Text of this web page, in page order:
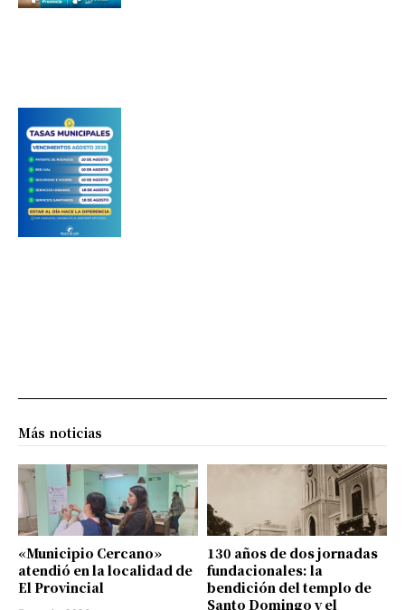
Más noticias
«Municipio Cercano»
atendió en la localidad de
El Provincial
130 años de dos jornadas
fundacionales: la
bendición del templo de
Santo Domingo y el